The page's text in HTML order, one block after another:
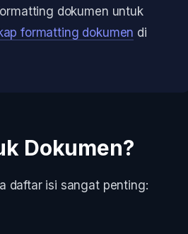
dokumen untuk
formatting dokumen di
Dokumen?
daftar isi sangat penting: